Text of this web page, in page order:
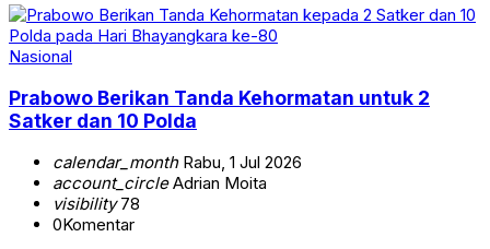
Nasional
Prabowo Berikan Tanda Kehormatan untuk 2
Satker dan 10 Polda
calendar_monthRabu, 1 Jul 2026
account_circleAdrian Moita
visibility78
0Komentar